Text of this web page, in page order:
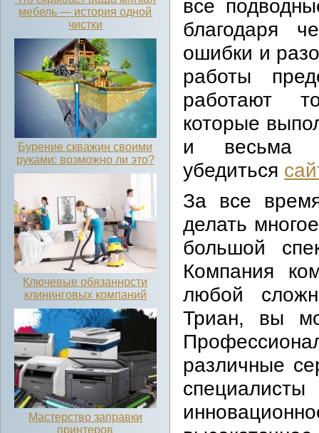
мебель — история одной
чистки
Бурение скважин своими
руками: возможно ли это?
Ключевые обязанности
клининговых компаний
Мастерство заправки
принтеров
все
благодаря
ошибки и
работы
работают
которые
и весьма
убедиться
За все
делать
большой
Компания
любой
Триан, вы
различные